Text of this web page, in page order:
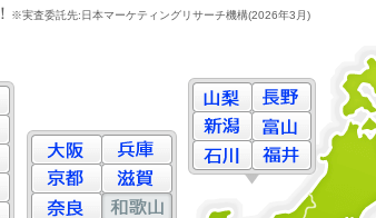
※実査委託先:日本マーケティングリサーチ機構(2026年3月)